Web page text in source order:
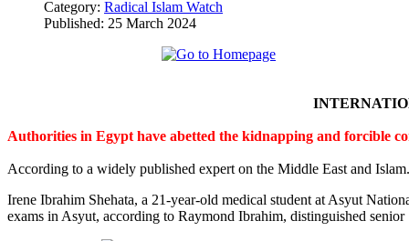
Category: Radical Islam Watch
Published: 25 March 2024
Authorities in Egypt have abetted the kidnapping and forcible
According to a widely published expert on the Middle East and Islam.
Irene Ibrahim Shehata, a 21-year-old medical student at Asyut
exams in Asyut, according to Raymond Ibrahim, distinguished